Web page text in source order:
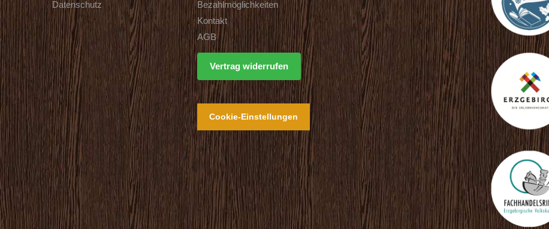
Datenschutz
Bezahlmöglichkeiten
Kontakt
AGB
Vertrag widerrufen
Cookie-Einstellungen